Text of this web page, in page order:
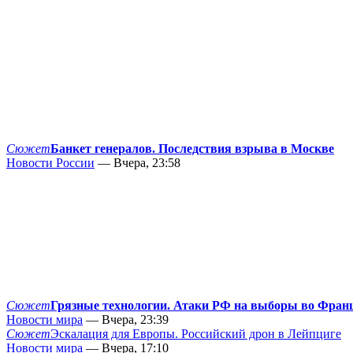
СюжетБанкет генералов. Последствия взрыва в Москве
Новости России — Вчера, 23:58
СюжетГрязные технологии. Атаки РФ на выборы во
Новости мира — Вчера, 23:39
СюжетЭскалация для Европы. Российский дрон в Лейпциге
Новости мира — Вчера, 17:10